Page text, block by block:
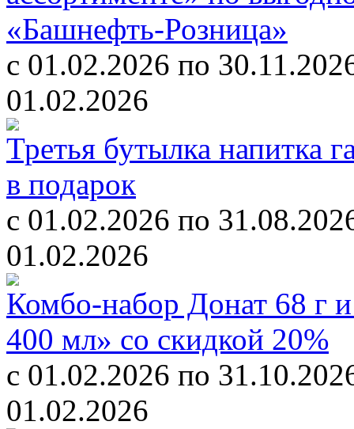
«Башнефть-Розница»
c 01.02.2026 по
01.02.2026
Третья бутылка напитка
в подарок
c 01.02.2026 по
01.02.2026
Комбо-набор Донат 68 г
400 мл» со скидкой 20%
c 01.02.2026 по
01.02.2026